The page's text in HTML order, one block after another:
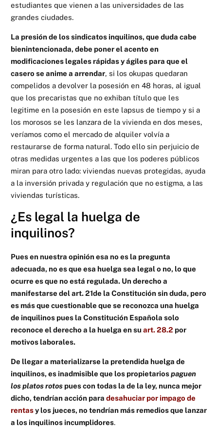
estudiantes que vienen a las universidades de las
grandes ciudades.
La presión de los sindicatos inquilinos, que duda cabe
bienintencionada, debe poner el acento en
modificaciones legales rápidas y ágiles para que el
casero se anime a arrendar, si los okupas quedaran
compelidos a devolver la posesión en 48 horas, al igual
que los precaristas que no exhiban título que les
legitime en la posesión en este lapsus de tiempo y si a
los morosos se les lanzara de la vivienda en dos meses,
veríamos como el mercado de alquiler volvía a
restaurarse de forma natural. Todo ello sin perjuicio de
otras medidas urgentes a las que los poderes públicos
miran para otro lado: viviendas nuevas protegidas, ayuda
a la inversión privada y regulación que no estigma, a las
viviendas turísticas.
¿Es legal la huelga de
inquilinos?
Pues en nuestra opinión esa no es la pregunta
adecuada, no es que esa huelga sea legal o no, lo que
ocurre es que no está regulada. Un derecho a
manifestarse del art. 21de la Constitución sin duda, pero
es más que cuestionable que se reconozca una huelga
de inquilinos pues la Constitución Española solo
reconoce el derecho a la huelga en su art. 28.2 por
motivos laborales.
De llegar a materializarse la pretendida huelga de
inquilinos, es inadmisible que los propietariospaguen
los platos rotos pues con todas la de la ley, nunca mejor
dicho, tendrían acción paradesahuciar por impago de
rentasy los jueces, no tendrían más remedios que lanzar
a los inquilinos incumplidores.